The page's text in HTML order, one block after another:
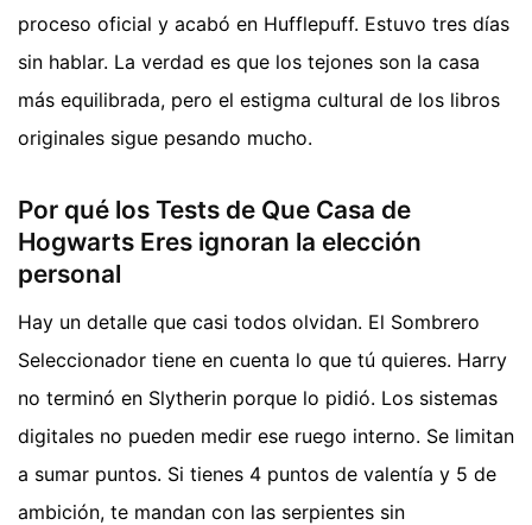
proceso oficial y acabó en Hufflepuff. Estuvo tres días
sin hablar. La verdad es que los tejones son la casa
más equilibrada, pero el estigma cultural de los libros
originales sigue pesando mucho.
Por qué los Tests de Que Casa de
Hogwarts Eres ignoran la elección
personal
Hay un detalle que casi todos olvidan. El Sombrero
Seleccionador tiene en cuenta lo que tú quieres. Harry
no terminó en Slytherin porque lo pidió. Los sistemas
digitales no pueden medir ese ruego interno. Se limitan
a sumar puntos. Si tienes 4 puntos de valentía y 5 de
ambición, te mandan con las serpientes sin